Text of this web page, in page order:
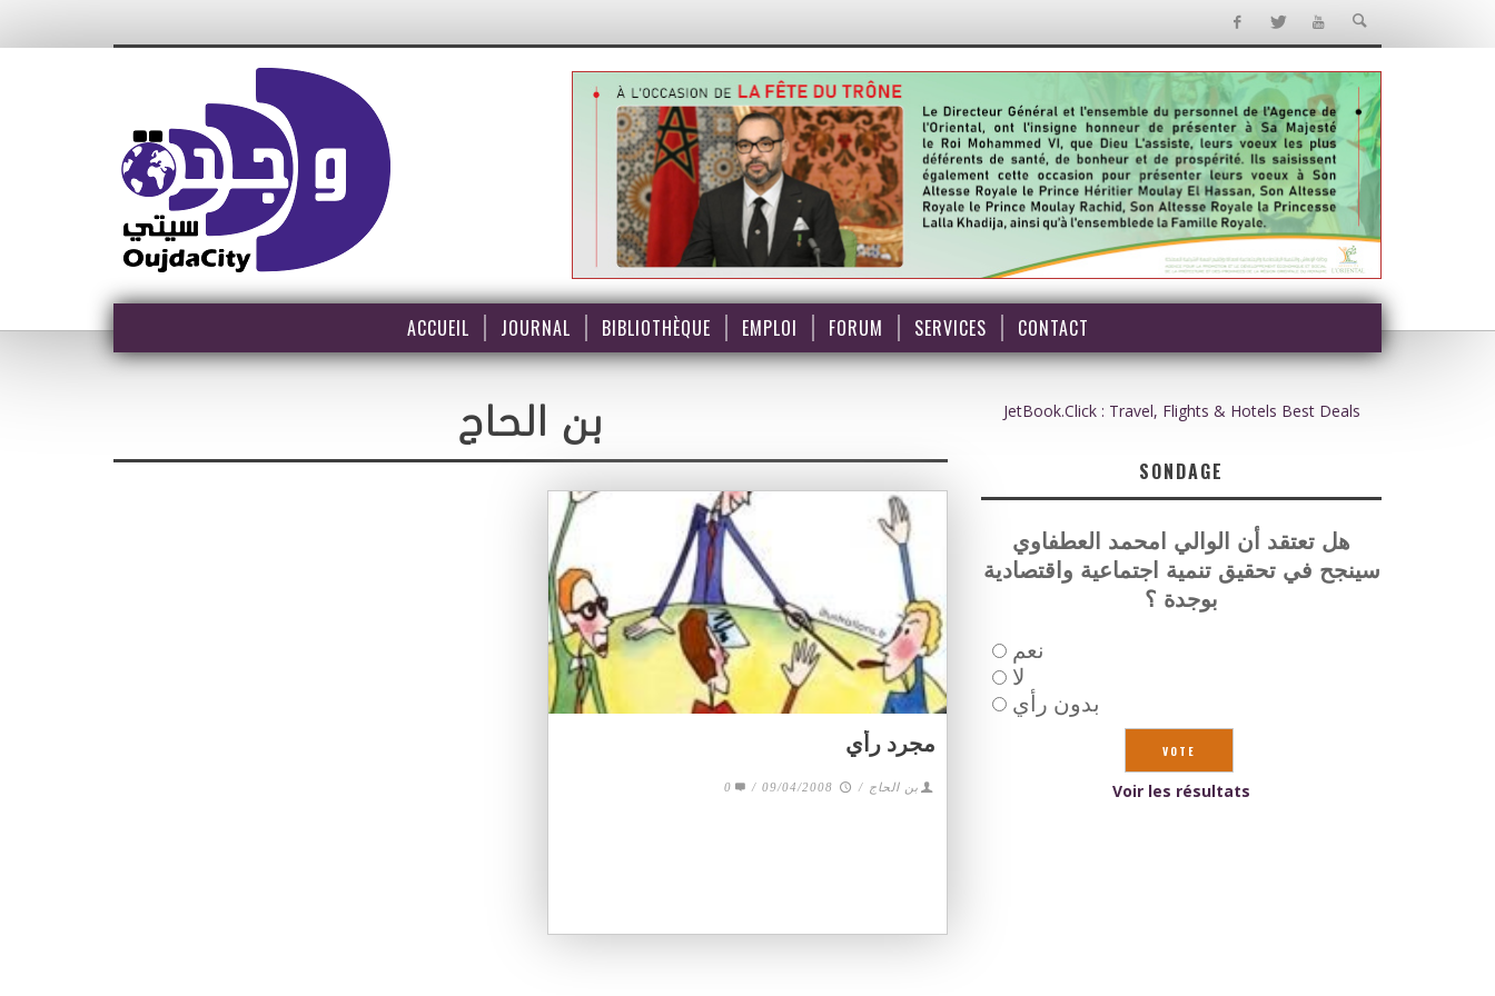
ACCUEIL JOURNAL BIBLIOTHÈQUE EMPLOI FORUM SERVICES CONTACT
بن الحاج
مجرد رأي
بن الحاج /
09/04/2008
/
0
JetBook.Click : Travel, Flights & Hotels Best Deals
SONDAGE
هل تعتقد أن الوالي امحمد العطفاوي
سينجح في تحقيق تنمية اجتماعية واقتصادية
بوجدة ؟
نعم
لا
بدون رأي
Voir les résultats